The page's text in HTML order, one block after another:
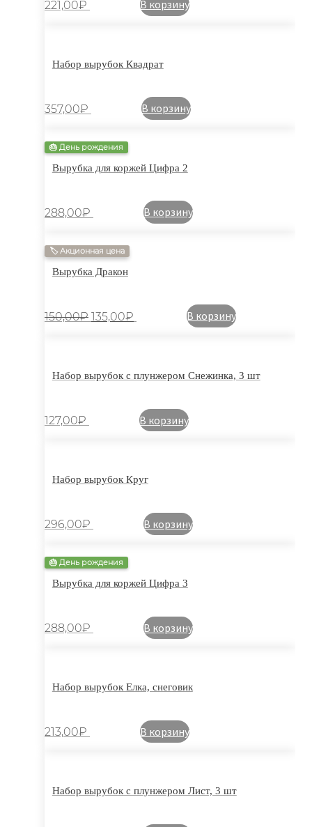
221,00₽ В корзину
Набор вырубок Квадрат
357,00₽ В корзину
🎂 День рождения
Вырубка для коржей Цифра 2
288,00₽ В корзину
🏷 Акционная цена
Вырубка Дракон
150,00₽ 135,00₽ В корзину
Набор вырубок с плунжером Снежинка, 3 шт
127,00₽ В корзину
Набор вырубок Круг
296,00₽ В корзину
🎂 День рождения
Вырубка для коржей Цифра 3
288,00₽ В корзину
Набор вырубок Елка, снеговик
213,00₽ В корзину
Набор вырубок с плунжером Лист, 3 шт